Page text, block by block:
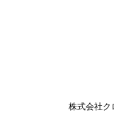
株式会社ク